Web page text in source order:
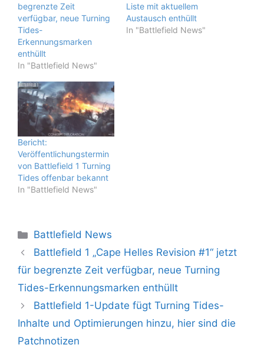
begrenzte Zeit
verfügbar, neue Turning
Tides-
Erkennungsmarken
enthüllt
In "Battlefield News"
Liste mit aktuellem
Austausch enthüllt
In "Battlefield News"
Bericht:
Veröffentlichungstermin
von Battlefield 1 Turning
Tides offenbar bekannt
In "Battlefield News"
Kategorien
Battlefield News
Battlefield 1 „Cape Helles Revision #1“ jetzt
für begrenzte Zeit verfügbar, neue Turning
Tides-Erkennungsmarken enthüllt
Battlefield 1-Update fügt Turning Tides-
Inhalte und Optimierungen hinzu, hier sind die
Patchnotizen